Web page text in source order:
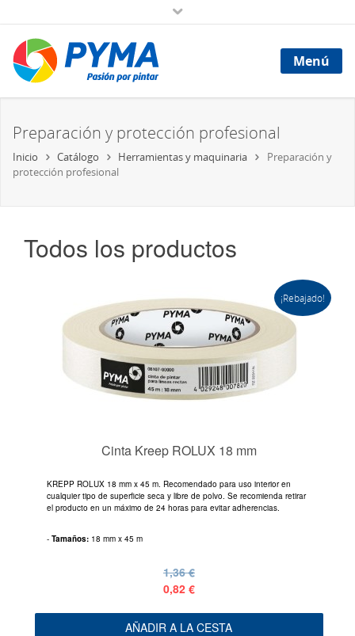
Menú
Preparación y protección profesional
Inicio Catálogo Herramientas y maquinaria
Preparación y
protección profesional
Todos los productos
¡Rebajado!
Cinta Kreep ROLUX 18 mm
KREPP ROLUX 18 mm x 45 m. Recomendado para uso interior en
cualquier tipo de superficie seca y libre de polvo. Se recomienda retirar
el producto en un máximo de 24 horas para evitar adherencias.
- Tamaños: 18 mm x 45 m
1,36 €
0,82 €
AÑADIR A LA CESTA